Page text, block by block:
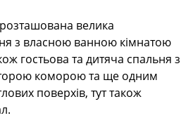
велика
з власною ванною кімнатою
гостьова та дитяча спальня з
коморою та ще одним
поверхів, тут також